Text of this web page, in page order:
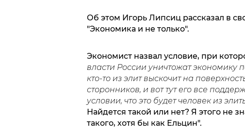
Об этом Игорь Липсиц рассказал в
"Экономика и не только".
Экономист назвал условие, при
власти России уничтожат экономику
кто-то из элит выскочит на
сторонников, и вот тут его все
условии, что это будет человек из
Найдется такой или нет? Я этого не
такого, хотя бы как Ельцин".